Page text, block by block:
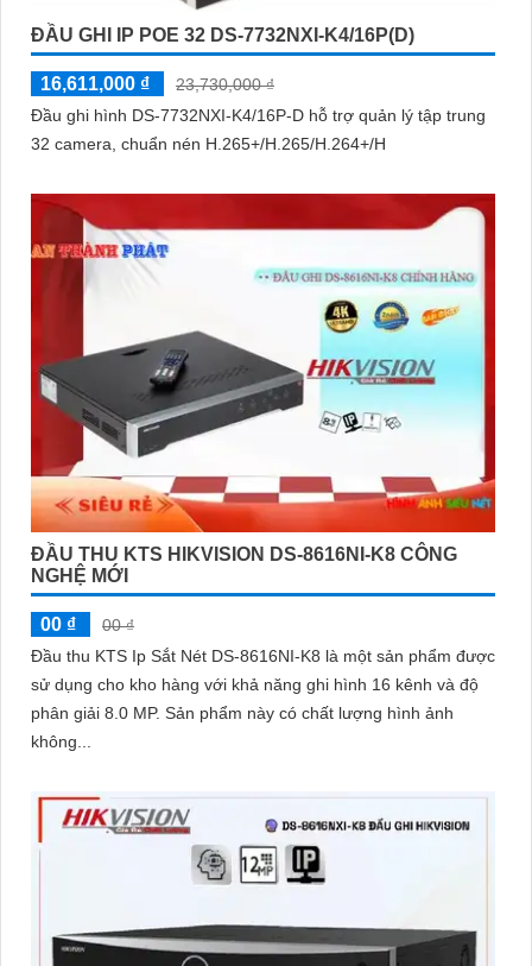
ĐẦU GHI IP POE 32 DS-7732NXI-K4/16P(D)
16,611,000 ₫
23,730,000 ₫
Đầu ghi hình DS-7732NXI-K4/16P-D hỗ trợ quản lý tập trung
32 camera, chuẩn nén H.265+/H.265/H.264+/H
ĐẦU THU KTS HIKVISION DS-8616NI-K8 CÔNG
NGHỆ MỚI
00 ₫
00 ₫
Đầu thu KTS Ip Sắt Nét DS-8616NI-K8 là một sản phẩm được
sử dụng cho kho hàng với khả năng ghi hình 16 kênh và độ
phân giải 8.0 MP. Sản phẩm này có chất lượng hình ảnh
không...